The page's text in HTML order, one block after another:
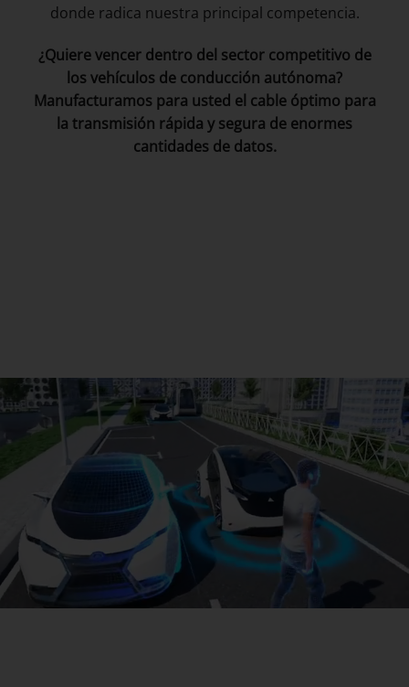
donde radica nuestra principal competencia.
¿Quiere vencer dentro del sector competitivo de
los vehículos de conducción autónoma?
Manufacturamos para usted el cable óptimo para
la transmisión rápida y segura de enormes
cantidades de datos.